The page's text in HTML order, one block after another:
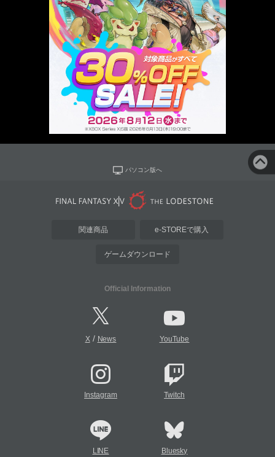
パソコン版へ
関連商品 e-STOREで購入
ゲームダウンロード
Official Information
X/ News YouTube
Instagram Twitch
LINE Bluesky